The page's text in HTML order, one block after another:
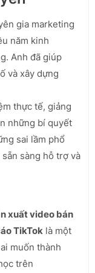
gia marketing
năm kinh
Anh đã giúp
và xây dựng
thực tế, giảng
những bí quyết
sai lầm phổ
sàng hỗ trợ và
xuất video bán
TikTok là một
muốn thành
trên